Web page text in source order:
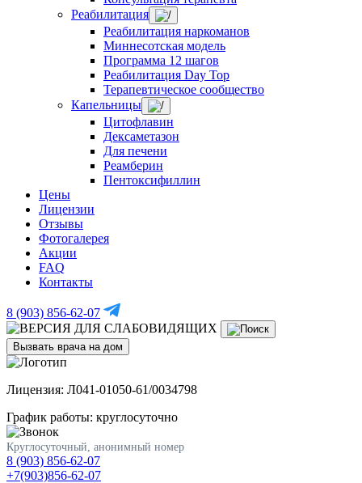
Реабилитация
Реабилитация наркоманов
Миннесотская модель
Программа 12 шагов
Реабилитация Day Top
Терапевтическое сообщество
Капельницы
Цитофлавин
Дексаметазон
Для печени
Реамберин
Пентоксифиллин
Цены
Лицензии
Отзывы
Фотогалерея
Акции
FAQ
Контакты
8 (903) 856-62-07
Вызвать врача на дом
Лицензия: Л041-01050-61/0034798
График работы: круглосуточно
Круглосуточный, анонимный номер
8 (903) 856-62-07
+7(903)856-62-07